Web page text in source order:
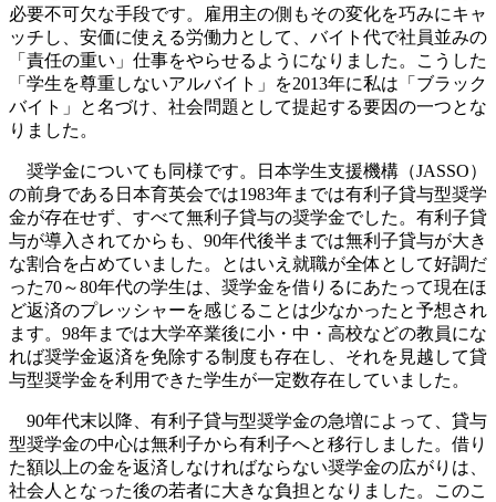
必要不可欠な手段です。雇用主の側もその変化を巧みにキャ
ッチし、安価に使える労働力として、バイト代で社員並みの
「責任の重い」仕事をやらせるようになりました。こうした
「学生を尊重しないアルバイト」を2013年に私は「ブラック
バイト」と名づけ、社会問題として提起する要因の一つとな
りました。
奨学金についても同様です。日本学生支援機構（JASSO）
の前身である日本育英会では1983年までは有利子貸与型奨学
金が存在せず、すべて無利子貸与の奨学金でした。有利子貸
与が導入されてからも、90年代後半までは無利子貸与が大き
な割合を占めていました。とはいえ就職が全体として好調だ
った70～80年代の学生は、奨学金を借りるにあたって現在ほ
ど返済のプレッシャーを感じることは少なかったと予想され
ます。98年までは大学卒業後に小・中・高校などの教員にな
れば奨学金返済を免除する制度も存在し、それを見越して貸
与型奨学金を利用できた学生が一定数存在していました。
90年代末以降、有利子貸与型奨学金の急増によって、貸与
型奨学金の中心は無利子から有利子へと移行しました。借り
た額以上の金を返済しなければならない奨学金の広がりは、
社会人となった後の若者に大きな負担となりました。このこ